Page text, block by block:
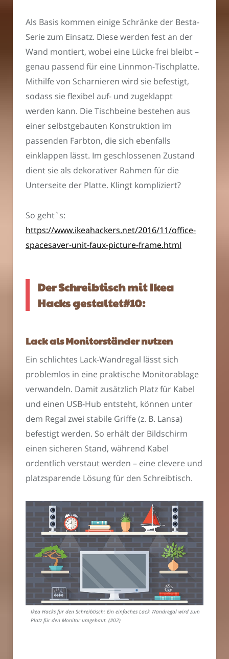
Als Basis kommen einige Schränke der Besta-
Serie zum Einsatz. Diese werden fest an der
Wand montiert, wobei eine Lücke frei bleibt –
genau passend für eine Linnmon-Tischplatte.
Mithilfe von Scharnieren wird sie befestigt,
sodass sie flexibel auf- und zugeklappt
werden kann. Die Tischbeine bestehen aus
einer selbstgebauten Konstruktion im
passenden Farbton, die sich ebenfalls
einklappen lässt. Im geschlossenen Zustand
dient sie als dekorativer Rahmen für die
Unterseite der Platte. Klingt kompliziert?
So geht`s:
https://www.ikeahackers.net/2016/11/office-
spacesaver-unit-faux-picture-frame.html
Der Schreibtisch mit Ikea
Hacks gestaltet#10:
Lack als Monitorständer nutzen
Ein schlichtes Lack-Wandregal lässt sich
problemlos in eine praktische Monitorablage
verwandeln. Damit zusätzlich Platz für Kabel
und einen USB-Hub entsteht, können unter
dem Regal zwei stabile Griffe (z. B. Lansa)
befestigt werden. So erhält der Bildschirm
einen sicheren Stand, während Kabel
ordentlich verstaut werden – eine clevere und
platzsparende Lösung für den Schreibtisch.
Ikea Hacks für den Schreibtisch: Ein einfaches Lack Wandregal wird zum
Platz für den Monitor umgebaut. (#02)